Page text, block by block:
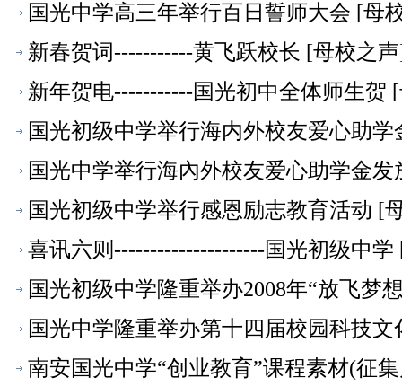
国光中学高三年举行百日誓师大会 [母
新春贺词-----------黄飞跃校长 [母校之
新年贺电-----------国光初中全体师生贺
国光初级中学举行海内外校友爱心助
国光中学举行海內外校友爱心助学金
国光初级中学举行感恩励志教育活动 [
喜讯六则---------------------国光初级中学
国光初级中学隆重举办2008年“放飞梦
国光中学隆重举办第十四届校园科技文
南安国光中学“创业教育”课程素材(征